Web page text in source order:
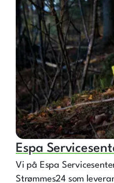
Espa
Vi på Espa
Strømmes24 som